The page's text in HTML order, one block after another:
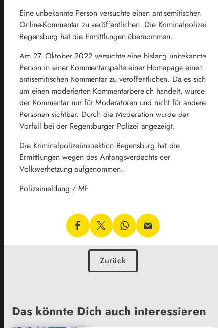
Eine unbekannte Person versuchte einen antisemitischen
Online-Kommentar zu veröffentlichen. Die Kriminalpolizei
Regensburg hat die Ermittlungen übernommen.
Am 27. Oktober 2022 versuchte eine bislang unbekannte
Person in einer Kommentarspalte einer Homepage einen
antisemitischen Kommentar zu veröffentlichen. Da es sich
um einen moderierten Kommentarbereich handelt, wurde
der Kommentar nur für Moderatoren und nicht für andere
Personen sichtbar. Durch die Moderation wurde der
Vorfall bei der Regensburger Polizei angezeigt.
Die Kriminalpolizeiinspektion Regensburg hat die
Ermittlungen wegen des Anfangsverdachts der
Volksverhetzung aufgenommen.
Polizeimeldung / MF
Zurück
Das könnte Dich auch interessieren